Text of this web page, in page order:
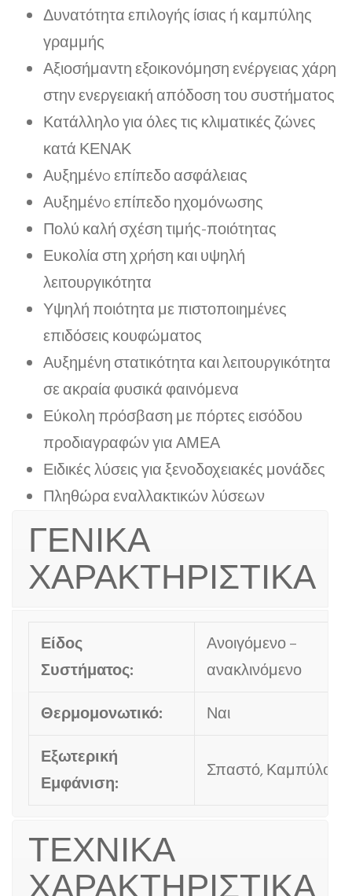
Δυνατότητα επιλογής ίσιας ή καμπύλης
γραμμής
Αξιοσήμαντη εξοικονόμηση ενέργειας χάρη
στην ενεργειακή απόδοση του συστήματος
Κατάλληλο για όλες τις κλιματικές ζώνες
κατά ΚΕΝΑΚ
Αυξημένo επίπεδο ασφάλειας
Αυξημένo επίπεδο ηχομόνωσης
Πολύ καλή σχέση τιμής-ποιότητας
Ευκολία στη χρήση και υψηλή
λειτουργικότητα
Υψηλή ποιότητα με πιστοποιημένες
επιδόσεις κουφώματος
Αυξημένη στατικότητα και λειτουργικότητα
σε ακραία φυσικά φαινόμενα
Εύκολη πρόσβαση με πόρτες εισόδου
προδιαγραφών για ΑΜΕΑ
Ειδικές λύσεις για ξενοδοχειακές μονάδες
Πληθώρα εναλλακτικών λύσεων
ΓΕΝΙΚΑ
ΧΑΡΑΚΤΗΡΙΣΤΙΚΑ
Είδος
Συστήματος:
Ανοιγόμενο –
ανακλινόμενο
Θερμομονωτικό:
Ναι
Εξωτερική
Εμφάνιση:
Σπαστό, Καμπύλο,
ΤΕΧΝΙΚΑ